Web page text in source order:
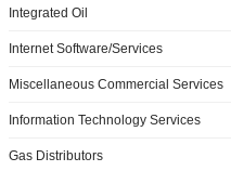
Integrated Oil
Internet Software/Services
Miscellaneous Commercial Services
Information Technology Services
Gas Distributors